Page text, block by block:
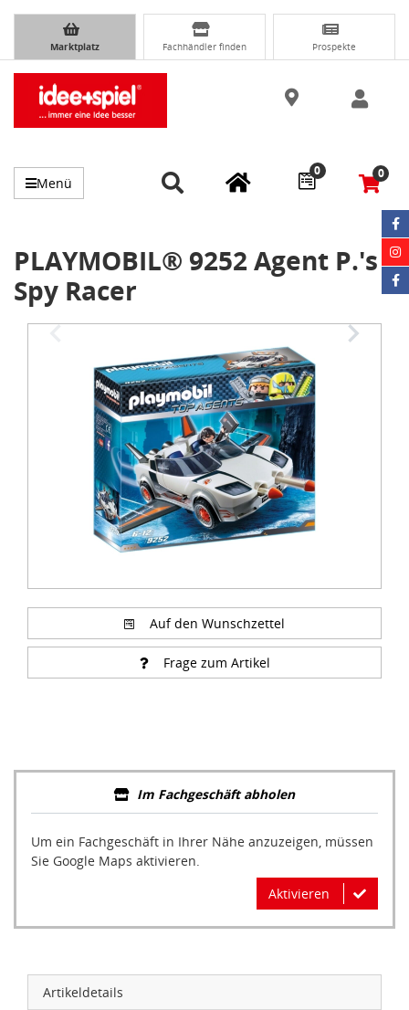
Marktplatz Fachhändler finden Prospekte
Menü
0 0
PLAYMOBIL® 9252 Agent P.'s
Spy Racer
Auf den Wunschzettel
Frage zum Artikel
Im Fachgeschäft abholen
Um ein Fachgeschäft in Ihrer Nähe anzuzeigen, müssen
Sie Google Maps aktivieren.
Aktivieren
Artikeldetails